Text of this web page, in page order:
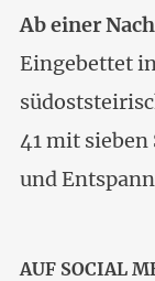
Ab einer
Eingebettet
41 mit sieben
und
AUF SOCIAL